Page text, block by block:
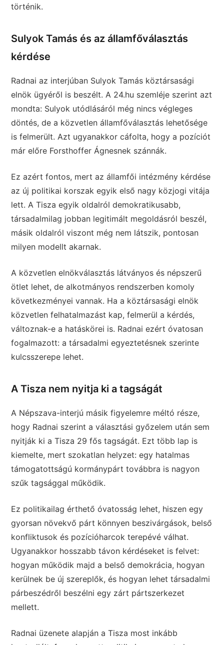
történik.
Sulyok Tamás és az államfőválasztás
kérdése
Radnai az interjúban Sulyok Tamás köztársasági
elnök ügyéről is beszélt. A 24.hu szemléje szerint azt
mondta: Sulyok utódlásáról még nincs végleges
döntés, de a közvetlen államfőválasztás lehetősége
is felmerült. Azt ugyanakkor cáfolta, hogy a pozíciót
már előre Forsthoffer Ágnesnek szánnák.
Ez azért fontos, mert az államfői intézmény kérdése
az új politikai korszak egyik első nagy közjogi vitája
lett. A Tisza egyik oldalról demokratikusabb,
társadalmilag jobban legitimált megoldásról beszél,
másik oldalról viszont még nem látszik, pontosan
milyen modellt akarnak.
A közvetlen elnökválasztás látványos és népszerű
ötlet lehet, de alkotmányos rendszerben komoly
következményei vannak. Ha a köztársasági elnök
közvetlen felhatalmazást kap, felmerül a kérdés,
változnak-e a hatáskörei is. Radnai ezért óvatosan
fogalmazott: a társadalmi egyeztetésnek szerinte
kulcsszerepe lehet.
A Tisza nem nyitja ki a tagságát
A Népszava-interjú másik figyelemre méltó része,
hogy Radnai szerint a választási győzelem után sem
nyitják ki a Tisza 29 fős tagságát. Ezt több lap is
kiemelte, mert szokatlan helyzet: egy hatalmas
támogatottságú kormánypárt továbbra is nagyon
szűk tagsággal működik.
Ez politikailag érthető óvatosság lehet, hiszen egy
gyorsan növekvő párt könnyen beszivárgások, belső
konfliktusok és pozícióharcok terepévé válhat.
Ugyanakkor hosszabb távon kérdéseket is felvet:
hogyan működik majd a belső demokrácia, hogyan
kerülnek be új szereplők, és hogyan lehet társadalmi
párbeszédről beszélni egy zárt pártszerkezet
mellett.
Radnai üzenete alapján a Tisza most inkább